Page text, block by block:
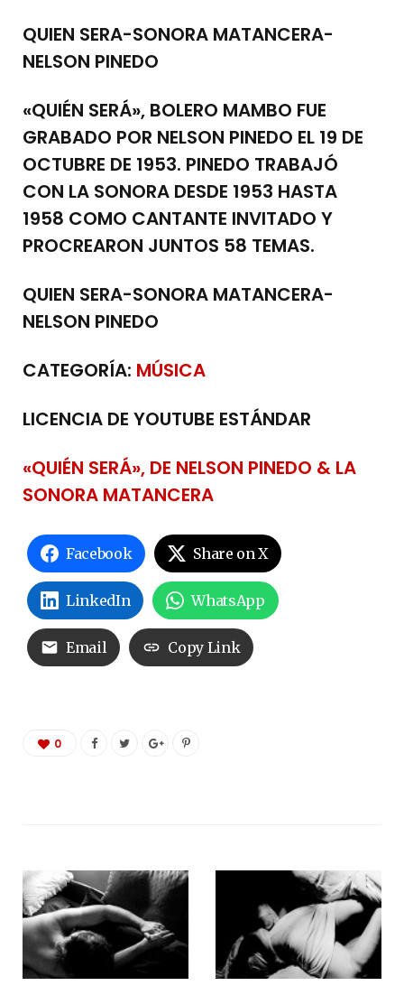
QUIEN SERA-SONORA MATANCERA-
NELSON PINEDO
«QUIÉN SERÁ», BOLERO MAMBO FUE
GRABADO POR NELSON PINEDO EL 19 DE
OCTUBRE DE 1953. PINEDO TRABAJÓ
CON LA SONORA DESDE 1953 HASTA
1958 COMO CANTANTE INVITADO Y
PROCREARON JUNTOS 58 TEMAS.
QUIEN SERA-SONORA MATANCERA-
NELSON PINEDO
CATEGORÍA: MÚSICA
LICENCIA DE YOUTUBE ESTÁNDAR
«QUIÉN SERÁ», DE NELSON PINEDO & LA
SONORA MATANCERA
Facebook Share on X
LinkedIn WhatsApp
Email Copy Link
0